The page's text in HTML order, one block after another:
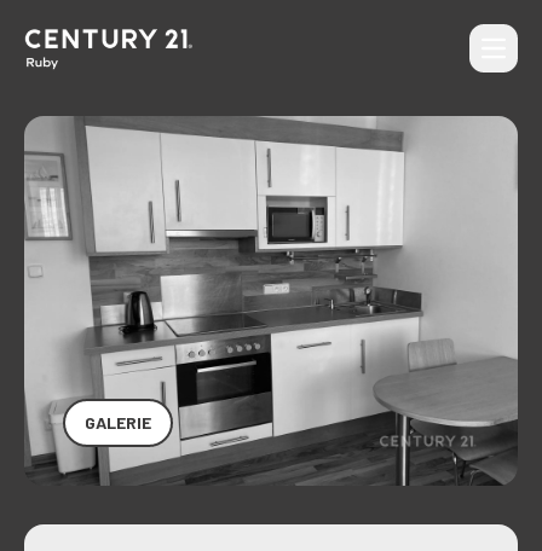
GALERIE